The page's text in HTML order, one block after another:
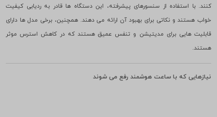
سالم تر موثر هستند.
علاوه بر این، ساعت های هوشمند مناسب در مدیریت استرس و خواب کمک می
کنند. با استفاده از سنسورهای پیشرفته، این دستگاه ها قادر به ردیابی کیفیت
خواب هستند و نکاتی برای بهبود آن ارائه می دهند. همچنین، برخی مدل ها دارای
هستند.